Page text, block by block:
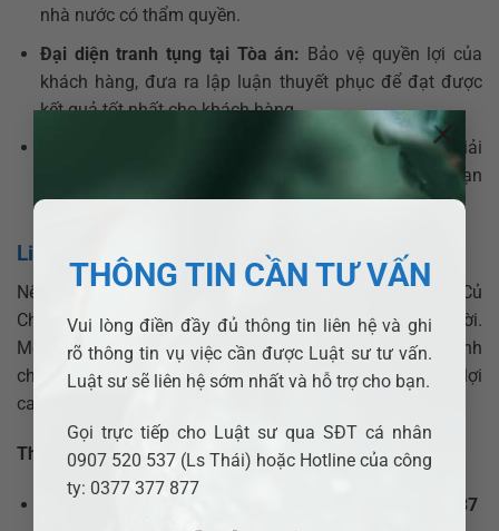
THÔNG TIN CẦN TƯ VẤN
Vui lòng điền đầy đủ thông tin liên hệ và ghi
rõ thông tin vụ việc cần được Luật sư tư vấn.
Luật sư sẽ liên hệ sớm nhất và hỗ trợ cho bạn.
Gọi trực tiếp cho Luật sư qua SĐT cá nhân
0907 520 537 (Ls Thái) hoặc Hotline của công
ty: 0377 377 877
×
nhà nước có thẩm quyền.
Đại diện tranh tụng tại Tòa án: Bảo vệ quyền lợi của
khách hàng, đưa ra lập luận thuyết phục để đạt được
kết quả tốt nhất cho khách hàng.
Luật sư không chỉ giúp giải
quyết tranh chấp hiện tại mà tư vấn giải pháp để hạn
chế rủi ro pháp lý trong tương lai.
Liên hệ luật sư tại Củ Chi?
Nếu bạn đang phải tranh chấp quyền sử dụng đất tại Củ
Chi, đừng ngần ngại liên hệ luật sư để được hỗ trợ kịp thời.
Một luật sư có kinh nghiệm sẽ giúp bạn giải quyết tranh
chấp nhanh chóng, đúng pháp luật và bảo đảm quyền lợi
cao nhất.
Thông tin liên hệ:
0907.520.537